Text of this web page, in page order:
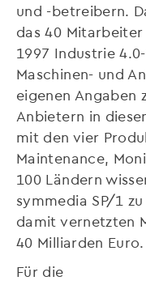
und -betreibern.
das 40
1997 Industrie
Maschinen- und
eigenen Angaben
Anbietern in
mit den vier
Maintenance,
100 Ländern
symmedia SP/1
damit vernetzten
40 Milliarden Euro.
Für die